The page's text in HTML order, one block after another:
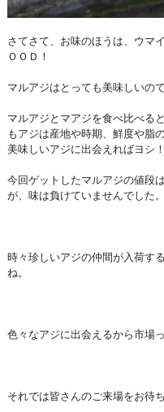
さてさて、お味のほうは、ウ
ＯＯＤ！
マルアジはとっても美味しいの
マルアジとマアジを食べ比べる
もアジは産地や時期、鮮度や脂
美味しいアジに出会えればヨシ
今回ゲットしたマルアジの値段
が、味は負けていませんでした。
時々珍しいアジの仲間が入荷す
ね。
色々なアジに出会えるから市場
それでは皆さんのご来場をお待